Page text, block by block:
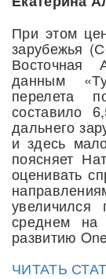
При этом
зарубежья
Восточная
данным
перелета
составило
дальнего
и здесь
поясняет
оценивать
среднем на
развитию
ЧИТАТЬ